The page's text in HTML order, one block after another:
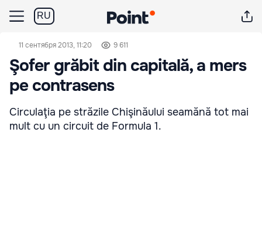
RU
11 сентября 2013, 11:20 9 611
Şofer grăbit din capitală, a mers
pe contrasens
Circulaţia pe străzile Chişinăului seamănă tot mai
mult cu un circuit de Formula 1.